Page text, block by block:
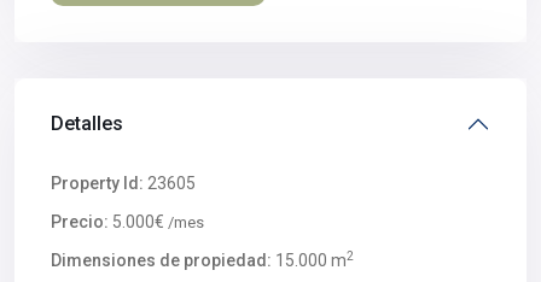
Detalles
Property Id: 23605
Precio: 5.000€ /mes
Dimensiones de propiedad: 15.000 m2